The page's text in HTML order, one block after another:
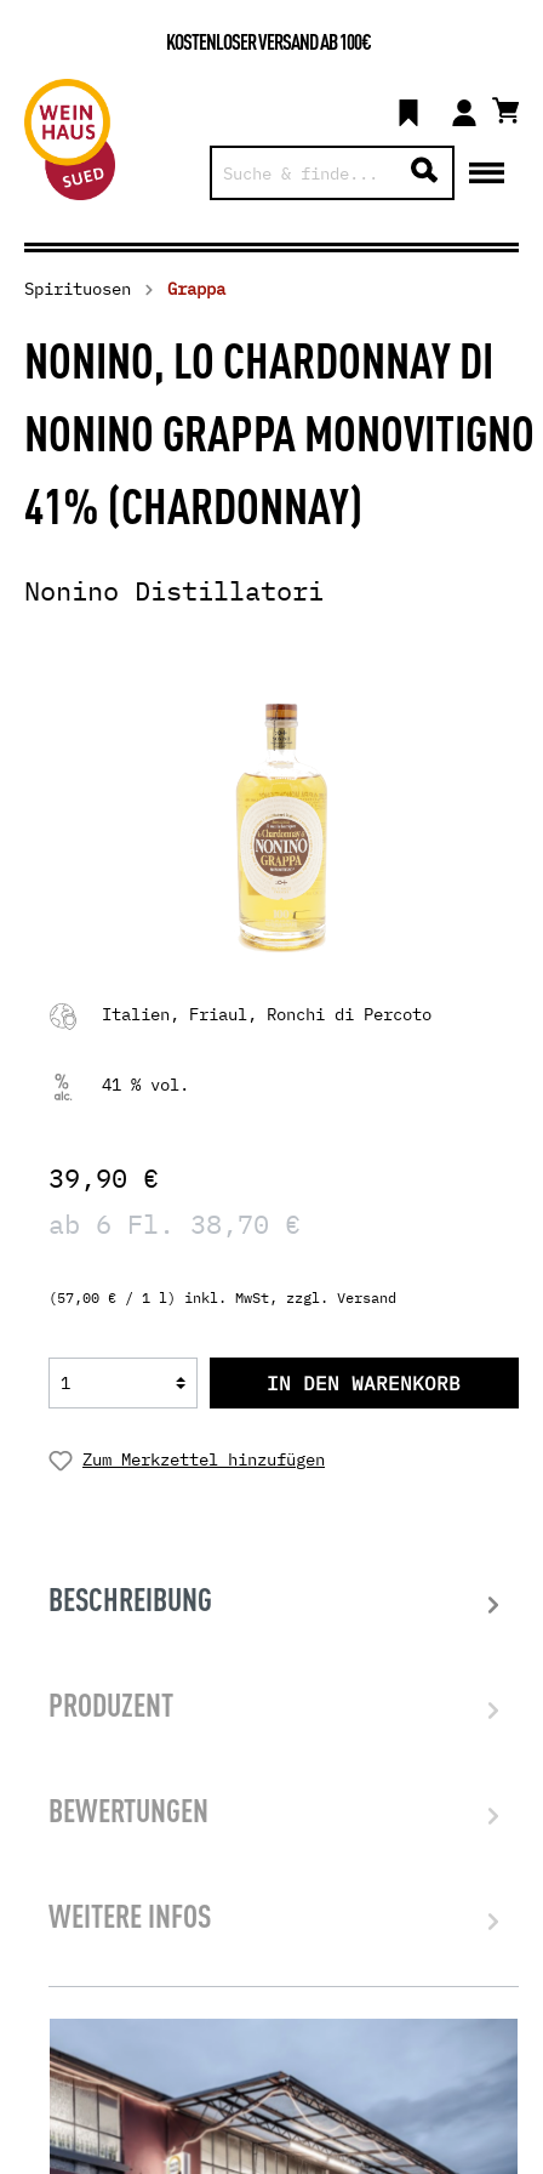
KOSTENLOSER VERSAND AB 100€
Spirituosen Grappa
NONINO, LO CHARDONNAY DI
NONINO GRAPPA MONOVITIGNO
41% (CHARDONNAY)
Nonino Distillatori
Italien, Friaul, Ronchi di Percoto
41 % vol.
39,90 €
ab 6 Fl. 38,70 €
(57,00 € / 1 l) inkl. MwSt, zzgl. Versand
IN DEN WARENKORB
Zum Merkzettel hinzufügen
BESCHREIBUNG
PRODUZENT
BEWERTUNGEN
WEITERE INFOS